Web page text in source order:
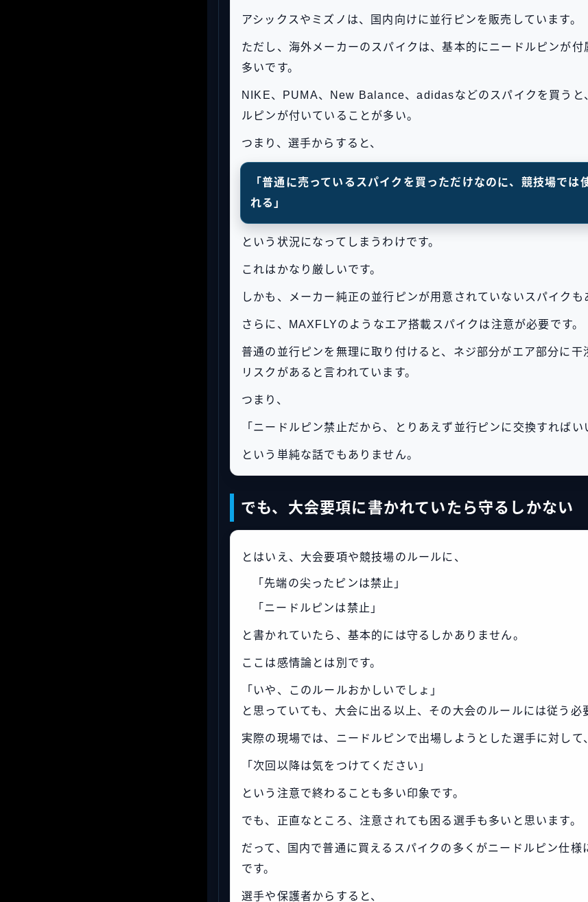
アシックスやミズノは、国内向けに並行ピンを販売しています。
ただし、海外メーカーのスパイクは、基本的にニードルピンが付
多いです。
NIKE、PUMA、New Balance、adidasなどのスパイクを買うと
ルピンが付いていることが多い。
つまり、選手からすると、
「普通に売っているスパイクを買っただけなのに、競技場では
れる」
という状況になってしまうわけです。
これはかなり厳しいです。
しかも、メーカー純正の並行ピンが用意されていないスパイクも
さらに、MAXFLYのようなエア搭載スパイクは注意が必要です。
普通の並行ピンを無理に取り付けると、ネジ部分がエア部分に干
リスクがあると言われています。
つまり、
「ニードルピン禁止だから、とりあえず並行ピンに交換すればい
という単純な話でもありません。
でも、大会要項に書かれていたら守るしかない
とはいえ、大会要項や競技場のルールに、
「先端の尖ったピンは禁止」
「ニードルピンは禁止」
と書かれていたら、基本的には守るしかありません。
ここは感情論とは別です。
「いや、このルールおかしいでしょ」
と思っていても、大会に出る以上、その大会のルールには従う必
実際の現場では、ニードルピンで出場しようとした選手に対して
「次回以降は気をつけてください」
という注意で終わることも多い印象です。
でも、正直なところ、注意されても困る選手も多いと思います。
だって、国内で普通に買えるスパイクの多くがニードルピン仕様
です。
選手や保護者からすると、